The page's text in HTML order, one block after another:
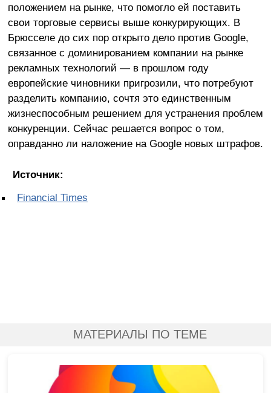
положением на рынке, что помогло ей поставить
свои торговые сервисы выше конкурирующих. В
Брюсселе до сих пор открыто дело против Google,
связанное с доминированием компании на рынке
рекламных технологий — в прошлом году
европейские чиновники пригрозили, что потребуют
разделить компанию, сочтя это единственным
жизнеспособным решением для устранения проблем
конкуренции. Сейчас решается вопрос о том,
оправданно ли наложение на Google новых штрафов.
Источник:
Financial Times
МАТЕРИАЛЫ ПО ТЕМЕ